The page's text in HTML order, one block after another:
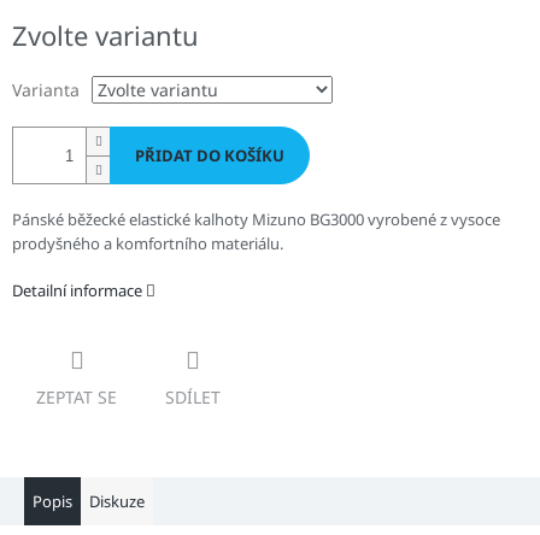
cena:
Zvolte variantu
Varianta
PŘIDAT DO KOŠÍKU
Pánské běžecké elastické kalhoty Mizuno BG3000vyrobené z vysoce
prodyšného a komfortního materiálu.
Detailní informace
ZEPTAT SE SDÍLET
Popis Diskuze